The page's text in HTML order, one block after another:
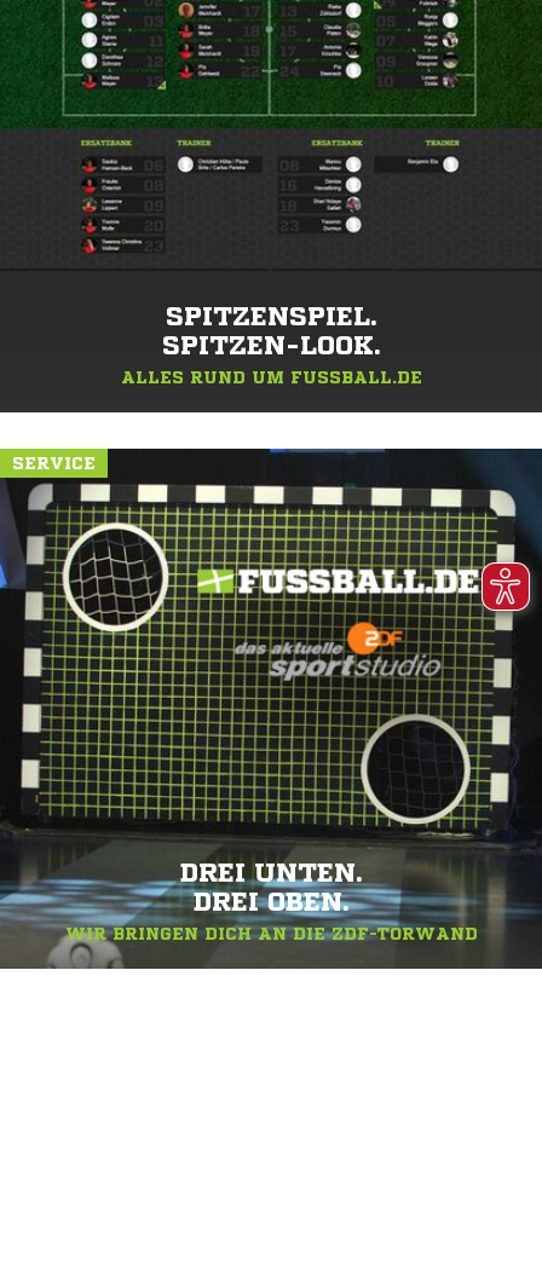
SPITZENSPIEL.
SPITZEN-LOOK.
ALLES RUND UM FUSSBALL.DE
SERVICE
DREI UNTEN.
DREI OBEN.
WIR BRINGEN DICH AN DIE ZDF-TORWAND